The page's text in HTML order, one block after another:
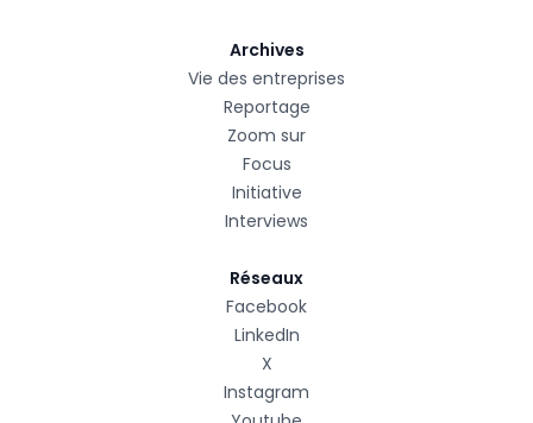
Archives
Vie des entreprises
Reportage
Zoom sur
Focus
Initiative
Interviews
Réseaux
Facebook
LinkedIn
X
Instagram